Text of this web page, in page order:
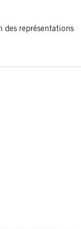
des représentations